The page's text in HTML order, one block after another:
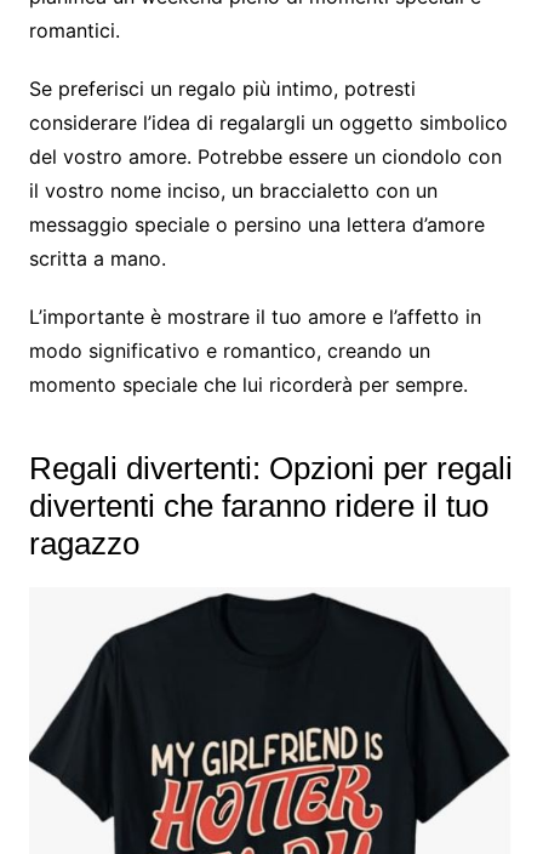
romantici.
Se preferisci un regalo più intimo, potresti
considerare l’idea di regalargli un oggetto simbolico
del vostro amore. Potrebbe essere un ciondolo con
il vostro nome inciso, un braccialetto con un
messaggio speciale o persino una lettera d’amore
scritta a mano.
L’importante è mostrare il tuo amore e l’affetto in
modo significativo e romantico, creando un
momento speciale che lui ricorderà per sempre.
Regali divertenti: Opzioni per regali
divertenti che faranno ridere il tuo
ragazzo